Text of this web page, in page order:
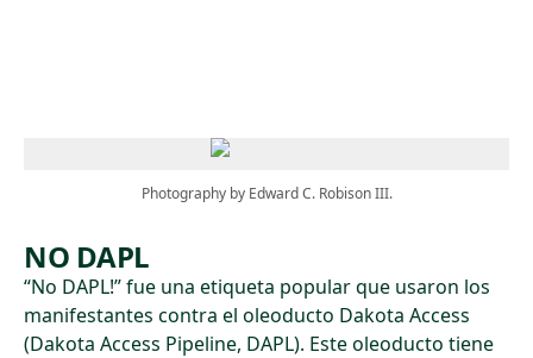
Photography by Edward C. Robison III.
NO DAPL
“No DAPL!” fue una etiqueta popular que usaron los
manifestantes contra el oleoducto Dakota Access
(Dakota Access Pipeline, DAPL). Este oleoducto tiene